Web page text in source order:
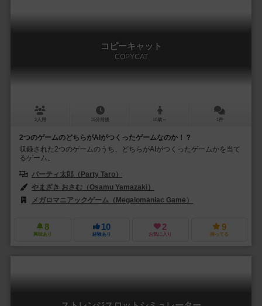
コピーキャット
COPYCAT
2人用 15分前後 10歳～ 1件
2つのゲームのどちらがAIがつくったゲームなのか！？
収録された2つのゲームのうち、どちらがAIがつくったゲームかを当て
るゲーム。
パーティ太郎（Party Taro）
やまざき おさむ（Osamu Yamazaki）
メガロマニアックゲーム（Megalomaniac Game）
8
興味あり
10
経験あり
2
お気に入り
9
持ってる